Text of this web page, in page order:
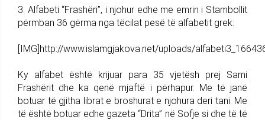
3. Alfabeti “Frashëri”, i njohur edhe me emrin i Stambollit
përmban 36 gërma nga tëcilat pesë të alfabetit grek:
[IMG]http://www.islamgjakova.net/uploads/
Ky alfabet është krijuar para 35 vjetësh prej Sami
Frashërit dhe ka qenë mjaftë i përhapur. Me të janë
botuar të gjitha librat e broshurat e njohura deri tani. Me
të është botuar edhe gazeta “Drita” në Sofje si dhe të të